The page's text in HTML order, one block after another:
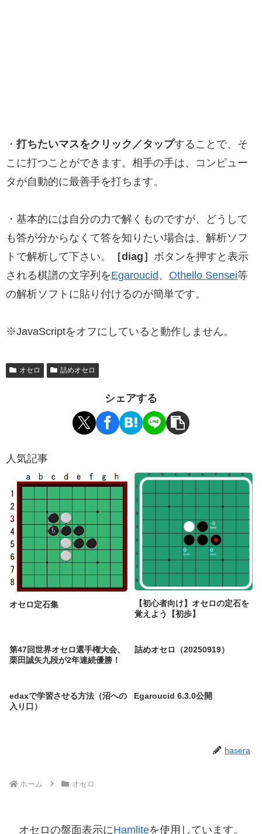
・打ちたいマスをクリック／タップすることで、そ
こに打つことができます。相手の手は、コンピュー
タが自動的に最善手を打ちます。
・基本的には自分の力で解くものですが、どうして
も答が分からなくて答を知りたい場合は、解析ソフ
トで解析して下さい。
［diag］ ボタンを押すと表示
される棋譜の文字列をEgaroucid、 Othello Sensei等
の解析ソフトに貼り付けるのが簡単です。
※JavaScriptをオフにしていると動作しません。
オセロ 詰めオセロ
シェアする
人気記事
オセロ定石集
【初心者向け】オセロの定石を
覚えよう【初歩】
第47回世界オセロ選手権大会、
栗田誠矢九段が2年連続優勝！
詰めオセロ（20250919）
edaxで学習させる方法（沼への
入り口）
Egaroucid 6.3.0公開
hasera
ホーム オセロ
オセロの盤面表示にHamliteを使用しています。